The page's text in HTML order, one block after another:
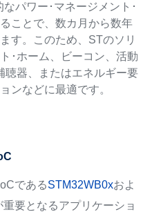
パワー･マネージメント･
ことで、数カ月から数年
す。このため、STのソリ
･ホーム、ビーコン、活動
聴器、またはエネルギー要
ンなどに最適です。
であるSTM32WB0xおよ
要となるアプリケーショ